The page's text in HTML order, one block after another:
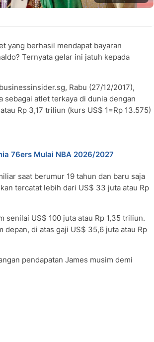
yang berhasil mendapat bayaran
Ternyata gelar ini jatuh kepada
Rabu (27/12/2017),
sebagai atlet terkaya di dunia dengan
Rp 3,17 triliun (kurs US$ 1=Rp 13.575)
76ers Mulai NBA 2026/2027
saat berumur 19 tahun dan baru saja
tercatat lebih dari US$ 33 juta atau Rp
senilai US$ 100 juta atau Rp 1,35 triliun.
di atas gaji US$ 35,6 juta atau Rp
pendapatan James musim demi